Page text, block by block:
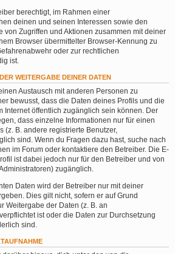
berechtigt, im Rahmen einer
deinen und seinen Interessen sowie den
von Zugriffen und Aktionen zusammen mit deiner
Browser übermittelter Browser-Kennung zu
oder zur rechtlichen
ist.
WEITERGABE DEINER DATEN
Austausch mit anderen Personen zu
bewusst, dass die Daten deines Profils und die
Internet öffentlich zugänglich sein können. Der
dass einzelne Informationen nur für einen
(z. B. andere registrierte Benutzer,
sind. Wenn du Fragen dazu hast, suche nach
im Forum oder kontaktiere den Betreiber. Die E-
ist dabei jedoch nur für den Betreiber und von
zugänglich.
Daten wird der Betreiber nur mit deiner
Dies gilt nicht, sofern er auf Grund
Weitergabe der Daten (z. B. an
ist oder die Daten zur Durchsetzung
sind.